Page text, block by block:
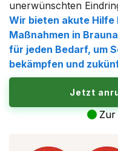
unerwünschten
Wir bieten akute Hilfe
Maßnahmen in
für jeden Bedarf, um
bekämpfen und
Jetzt
Zur